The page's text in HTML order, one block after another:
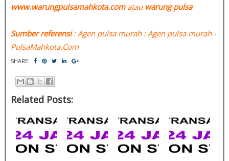
www.warungpulsamahkota.comatau warung pulsa
Sumber referensi: Agen pulsa murah : Agen pulsa murah -
PulsaMahkota.Com
SHARE:
Related Posts: